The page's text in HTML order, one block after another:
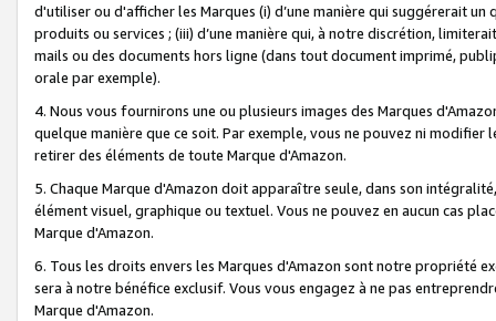
d'utiliser ou d'afficher les Marques (i) d’une manière qui suggérerait
produits ou services ; (iii) d’une manière qui, à notre discrétion,
mails ou des documents hors ligne (dans tout document imprimé,
orale par exemple).
4. Nous vous fournirons une ou plusieurs images des Marques
quelque manière que ce soit. Par exemple, vous ne pouvez ni
retirer des éléments de toute Marque d'Amazon.
5. Chaque Marque d'Amazon doit apparaître seule, dans son
élément visuel, graphique ou textuel. Vous ne pouvez en aucun cas
Marque d'Amazon.
6. Tous les droits envers les Marques d'Amazon sont notre propriété
sera à notre bénéfice exclusif. Vous vous engagez à ne pas
Marque d'Amazon.